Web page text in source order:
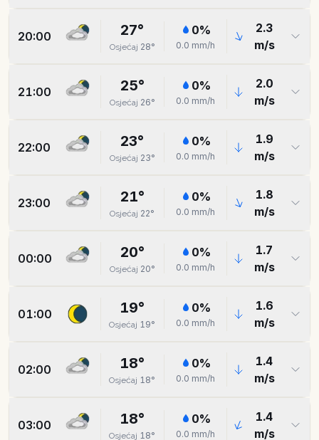
20:00 27°
Osjećaj 28°
0%
0.0 mm/h
2.3
m/s
21:00 25°
Osjećaj 26°
0%
0.0 mm/h
2.0
m/s
22:00 23°
Osjećaj 23°
0%
0.0 mm/h
1.9
m/s
23:00 21°
Osjećaj 22°
0%
0.0 mm/h
1.8
m/s
00:00 20°
Osjećaj 20°
0%
0.0 mm/h
1.7
m/s
01:00 19°
Osjećaj 19°
0%
0.0 mm/h
1.6
m/s
02:00 18°
Osjećaj 18°
0%
0.0 mm/h
1.4
m/s
03:00 18°
Osjećaj 18°
0%
0.0 mm/h
1.4
m/s